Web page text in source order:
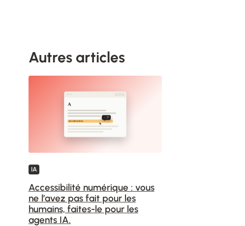
Autres articles
IA
Accessibilité numérique : vous
ne l’avez pas fait pour les
humains, faites-le pour les
agents IA.